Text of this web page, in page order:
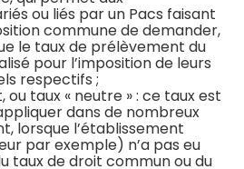
ou liés par un Pacs faisant
commune de demander,
le taux de prélèvement du
pour l’imposition de leurs
respectifs ;
taux « neutre » : ce taux est
dans de nombreux
lorsque l’établissement
par exemple) n’a pas eu
taux de droit commun ou du